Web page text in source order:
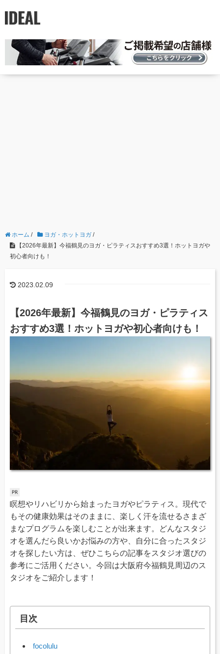
ホーム / ヨガ・ホットヨガ /
【2026年最新】今福鶴見のヨガ・ピラティスおすすめ3選！ホットヨガや
初心者向けも！
2023.02.09
【2026年最新】今福鶴見のヨガ・ピラティス
おすすめ3選！ホットヨガや初心者向けも！
瞑想やリハビリから始まったヨガやピラティス。現代で
もその健康効果はそのままに、楽しく汗を流せるさまざ
まなプログラムを楽しむことが出来ます。どんなスタジ
オを選んだら良いかお悩みの方や、自分に合ったスタジ
オを探したい方は、ぜひこちらの記事をスタジオ選びの
参考にご活用ください。今回は大阪府今福鶴見周辺のス
タジオをご紹介します！
目次
focolulu